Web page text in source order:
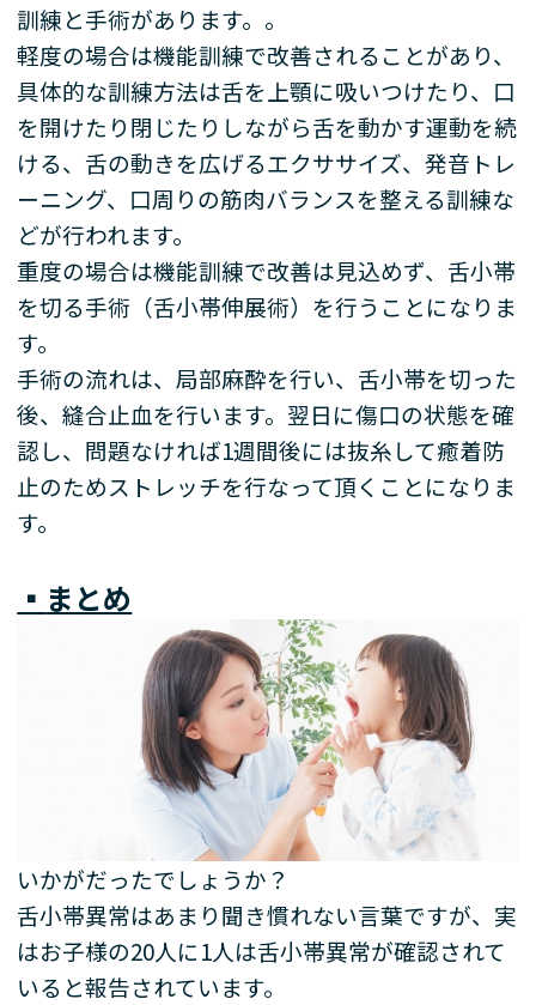
訓練と手術があります。。
軽度の場合は機能訓練で改善されることがあり、
具体的な訓練方法は舌を上顎に吸いつけたり、口
を開けたり閉じたりしながら舌を動かす運動を続
ける、舌の動きを広げるエクササイズ、発音トレ
ーニング、口周りの筋肉バランスを整える訓練な
どが行われます。
重度の場合は機能訓練で改善は見込めず、舌小帯
を切る手術（舌小帯伸展術）を行うことになりま
す。
手術の流れは、局部麻酔を行い、舌小帯を切った
後、縫合止血を行います。翌日に傷口の状態を確
認し、問題なければ1週間後には抜糸して癒着防
止のためストレッチを行なって頂くことになりま
す。
▪️ まとめ
いかがだったでしょうか？
舌小帯異常はあまり聞き慣れない言葉ですが、実
はお子様の20人に1人は舌小帯異常が確認されて
いると報告されています。